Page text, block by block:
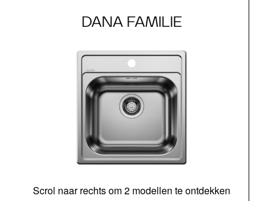
DANA FAMILIE
Scrol naar rechts om 2 modellen te ontdekken